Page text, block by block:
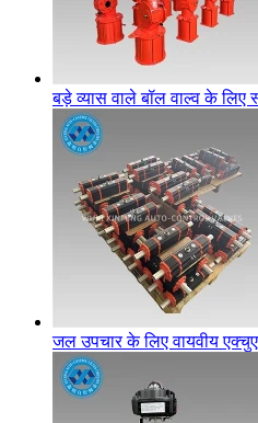
बड़े व्यास वाले बॉल वाल्व के लिए
जल उपचार के लिए वायवीय